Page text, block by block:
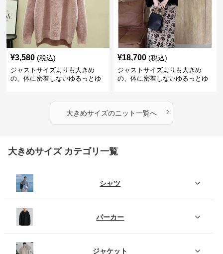
¥3,580 (税込)
ジャストサイズよりも大きめ
の、体に密着しないゆるっとゆ
¥18,700 (税込)
ジャストサイズよりも大きめ
の、体に密着しないゆるっとゆ
りニット
大きめサイズのニット一覧へ ›
大きめサイズ カテゴリ一覧
シャツ
パーカー
ジャケット